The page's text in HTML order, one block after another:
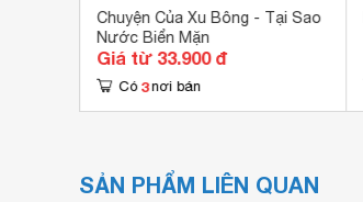
Chuyện Của Xu Bông - Tại Sao
Nước Biển Mặn
Giá từ 33.900 đ
Có 3 nơi bán
SẢN PHẨM LIÊN QUAN